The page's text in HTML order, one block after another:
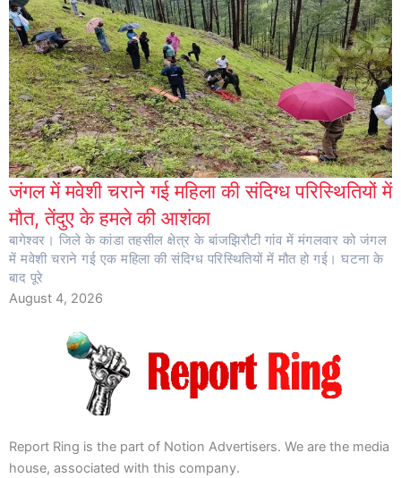
जंगल में मवेशी चराने गई महिला की संदिग्ध परिस्थितियों में
मौत, तेंदुए के हमले की आशंका
बागेश्वर। जिले के कांडा तहसील क्षेत्र के बांजझिरौटी गांव में मंगलवार को जंगल
में मवेशी चराने गई एक महिला की संदिग्ध परिस्थितियों में मौत हो गई। घटना के
बाद पूरे
August 4, 2026
Report Ring is the part of Notion Advertisers. We are the media
house, associated with this company.